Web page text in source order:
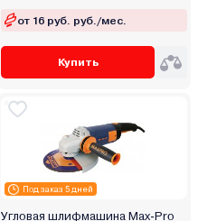
от 16 руб. руб./мес.
Купить
Под заказ 5 дней
Угловая шлифмашина Max-Pro